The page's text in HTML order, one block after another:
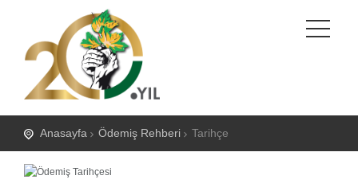
Anasayfa Ödemiş Rehberi Tarihçe